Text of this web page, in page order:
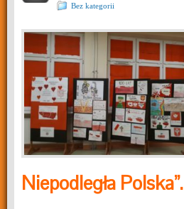
Bez kategorii
Niepodległa Polska”.